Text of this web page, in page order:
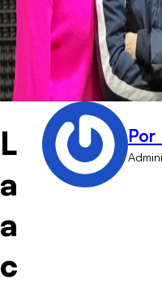
L
a
a
c
Por